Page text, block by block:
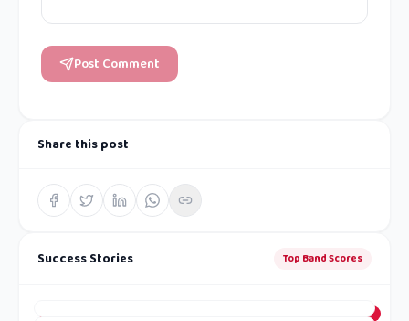
Post Comment
Share this post
Success Stories Top Band Scores